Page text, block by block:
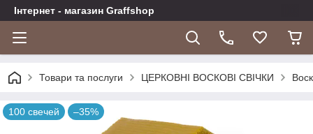
Інтернет - магазин Graffshop
Товари та послуги ЦЕРКОВНІ ВОСКОВІ СВІЧКИ
100 свечей –35%